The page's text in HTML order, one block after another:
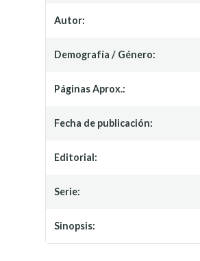
Autor:
Demografía / Género:
Páginas Aprox.:
Fecha de publicación:
Editorial:
Serie:
Sinopsis: